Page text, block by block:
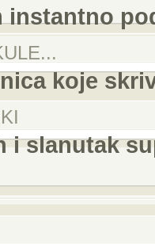
instantno
koje
i slanutak